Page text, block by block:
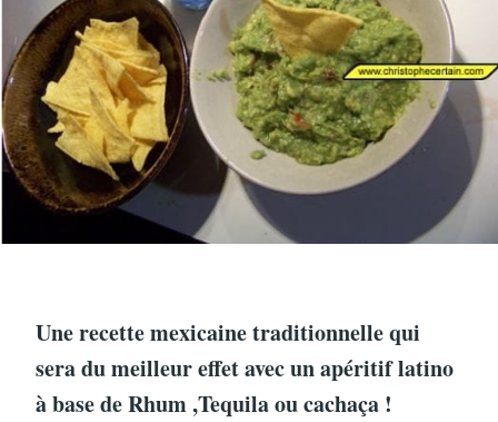
Une recette mexicaine traditionnelle qui
sera du meilleur effet avec un apéritif latino
à base de Rhum ,Tequila ou cachaça !